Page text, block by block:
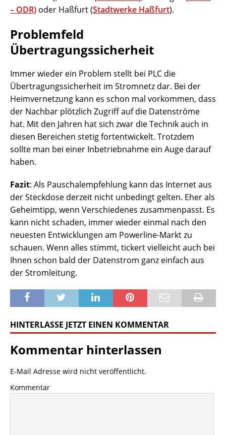
– ODR) oder Haßfurt (Stadtwerke Haßfurt).
Problemfeld
Übertragungssicherheit
Immer wieder ein Problem stellt bei PLC die
Übertragungssicherheit im Stromnetz dar. Bei der
Heimvernetzung kann es schon mal vorkommen, dass
der Nachbar plötzlich Zugriff auf die Datenströme
hat. Mit den Jahren hat sich zwar die Technik auch in
diesen Bereichen stetig fortentwickelt. Trotzdem
sollte man bei einer Inbetriebnahme ein Auge darauf
haben.
Fazit: Als Pauschalempfehlung kann das Internet aus
der Steckdose derzeit nicht unbedingt gelten. Eher als
Geheimtipp, wenn Verschiedenes zusammenpasst. Es
kann nicht schaden, immer wieder einmal nach den
neuesten Entwicklungen am Powerline-Markt zu
schauen. Wenn alles stimmt, tickert vielleicht auch bei
Ihnen schon bald der Datenstrom ganz einfach aus
der Stromleitung.
HINTERLASSE JETZT EINEN KOMMENTAR
Kommentar hinterlassen
E-Mail Adresse wird nicht veröffentlicht.
Kommentar